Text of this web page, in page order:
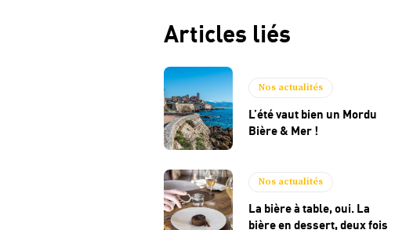
Articles liés
Nos actualités
L’été vaut bien un Mordu
Bière & Mer !
Nos actualités
La bière à table, oui. La
bière en dessert, deux fois